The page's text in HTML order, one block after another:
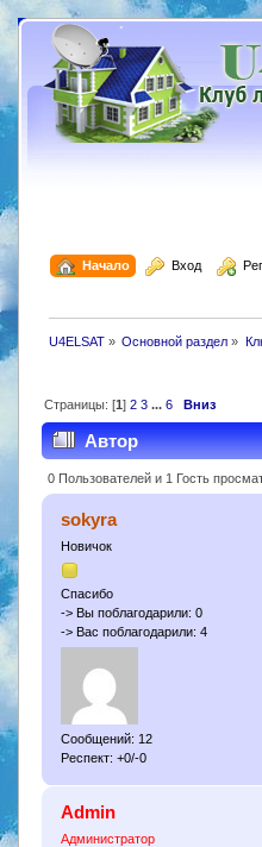
Начало Вход
U4ELSAT» Основной раздел »
Страницы: [1] 2 3 ... 6 Вниз
Автор
0 Пользователей и 1 Гость
sokyra
Новичок
Спасибо
-> Вы поблагодарили: 0
-> Вас поблагодарили: 4
Сообщений: 12
Респект: +0/-0
Admin
Администратор